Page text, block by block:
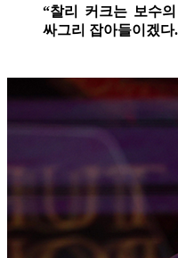
“찰리 커크는 보수
싸그리 잡아들이겠다